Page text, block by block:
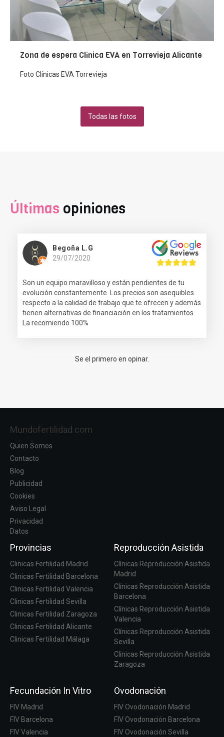
Zona de espera Clínica EVA en Torrevieja Alicante
Foto Clínicas EVA Torrevieja
Todas las fotos
Últimas opiniones
Begoña L.G
29/07/2020
Son un equipo maravilloso y están pendientes de tu
evolución constantemente. Los precios son asequibles
respecto a la calidad de trabajo que te ofrecen y además
tienen alternativas de financiación en los tratamientos.
La recomiendo 100%
Se el primero en opinar.
Mundofertilidad.com
Quien Somos
Contacto
Blog
Publicidad
Cookies
Aviso Legal
Privacidad
Datos
Provincias
Clinicas Fertilidad Madrid
Clinicas Fertilidad Barcelona
Clinicas Fertilidad Valencia
Clinicas Fertilidad Sevilla
Clinicas Fertilidad Zaragoza
Clinicas Fertilidad Alicante
Clinicas Fertilidad Málaga
Reproducción Asistida
Clínicas Reproducción Asistida
Madrid
Clínicas Reproducción Asistida
Barcelona
Clínicas Reproducción Asistida
Valencia
Clínicas Reproducción Asistida
Sevilla
Clínicas Reproducción Asistida
Zaragoza
Fecundación In Vitro
FIV Madrid
FIV Barcelona
FIV Valencia
Ovodonación
FIV Ovodonación Madrid
FIV Ovodonación Barcelona
FIV Ovodonación Sevilla